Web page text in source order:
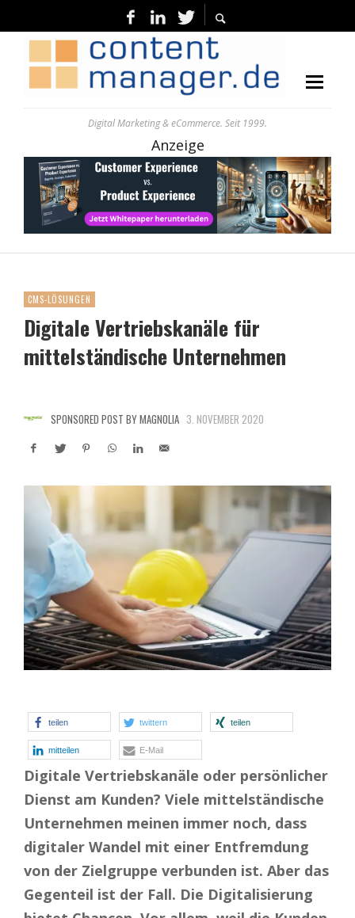
Digital Marketing & eCommerce. Seit 1999.
Anzeige
CMS-LÖSUNGEN
Digitale Vertriebskanäle für
mittelständische Unternehmen
SPONSORED POST BY MAGNOLIA 3. NOVEMBER 2020
teilen twittern teilen
mitteilen E-Mail
Digitale Vertriebskanäle oder persönlicher
Dienst am Kunden? Viele mittelständische
Unternehmen meinen immer noch, dass
digitaler Wandel mit einer Entfremdung
von der Zielgruppe verbunden ist. Aber das
Gegenteil ist der Fall. Die Digitalisierung